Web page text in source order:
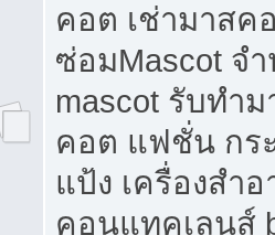
คอต เช่ามาสค
ซ่อมMascot จ
mascot รับทำ
คอต แฟชั่น กระ
แป้ง เครื่องสำ
คอนแทคเลนส์